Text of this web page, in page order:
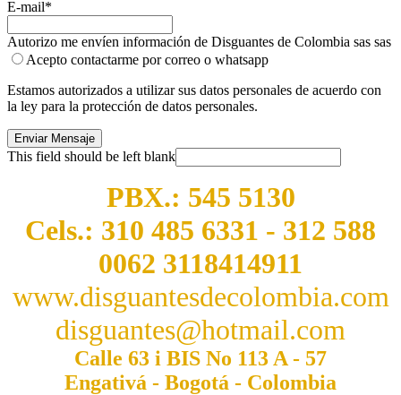
E-mail*
Autorizo me envíen información de Disguantes de Colombia sas sas
Acepto contactarme por correo o whatsapp
Estamos autorizados a utilizar sus datos personales de acuerdo con
la ley para la protección de datos personales.
Enviar Mensaje
This field should be left blank
PBX.: 545 5130
Cels.: 310 485 6331 - 312 588
0062 3118414911
www.disguantesdecolombia.com
disguantes@hotmail.com
Calle 63 i BIS No 113 A - 57
Engativá - Bogotá - Colombia